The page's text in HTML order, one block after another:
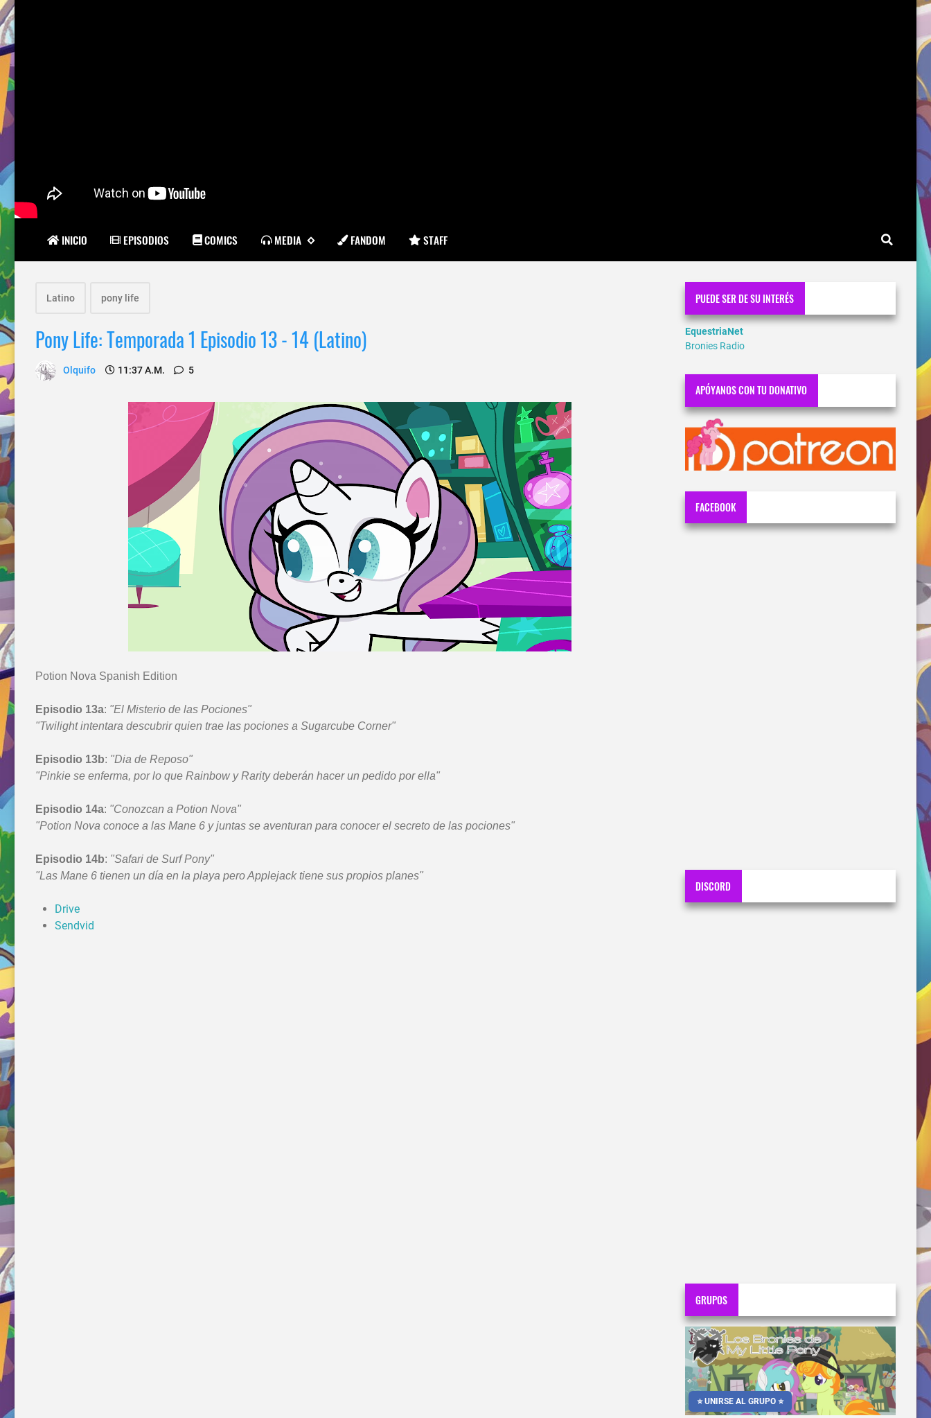
INICIO EPISODIOS COMICS MEDIA FANDOM STAFF
Latino pony life
Pony Life: Temporada 1 Episodio 13 - 14 (Latino)
Olquifo 11:37 A.m. 5
Potion Nova Spanish Edition
Episodio 13a: "El Misterio de las Pociones"
"Twilight intentara descubrir quien trae las pociones a Sugarcube Corner"
Episodio 13b: "Dia de Reposo"
"Pinkie se enferma, por lo que Rainbow y Rarity deberán hacer un pedido por ella"
Episodio 14a: "Conozcan a Potion Nova"
"Potion Nova conoce a las Mane 6 y juntas se aventuran para conocer el secreto de las pociones"
Episodio 14b: "Safari de Surf Pony"
"Las Mane 6 tienen un día en la playa pero Applejack tiene sus propios planes"
Drive
Sendvid
PUEDE SER DE SU INTERÉS
EquestriaNet
Bronies Radio
APÓYANOS CON TU DONATIVO
FACEBOOK
DISCORD
GRUPOS
⭐ UNIRSE AL GRUPO ⭐